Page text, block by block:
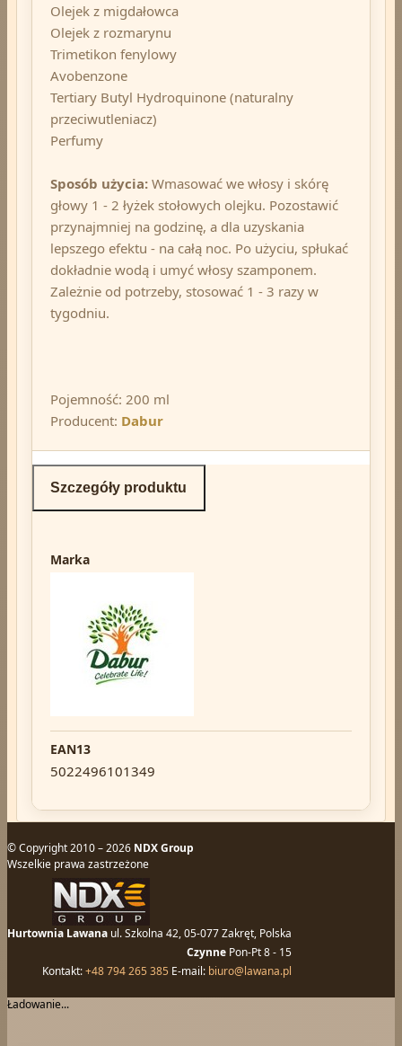
Olejek z migdałowca
Olejek z rozmarynu
Trimetikon fenylowy
Avobenzone
Tertiary Butyl Hydroquinone (naturalny
przeciwutleniacz)
Perfumy
Sposób użycia: Wmasować we włosy i skórę
głowy 1 - 2 łyżek stołowych olejku. Pozostawić
przynajmniej na godzinę, a dla uzyskania
lepszego efektu - na całą noc. Po użyciu, spłukać
dokładnie wodą i umyć włosy szamponem.
Zależnie od potrzeby, stosować 1 - 3 razy w
tygodniu.
Pojemność: 200 ml
Producent: Dabur
Szczegóły produktu
Marka
EAN13
5022496101349
Hurtownia Lawana ul. Szkolna 42, 05-077 Zakręt, Polska
Czynne Pon-Pt 8 - 15
Kontakt:+48 794 265 385 E-mail: biuro@lawana.pl
© Copyright 2010 – 2026 NDX Group
Wszelkie prawa zastrzeżone
Ładowanie...